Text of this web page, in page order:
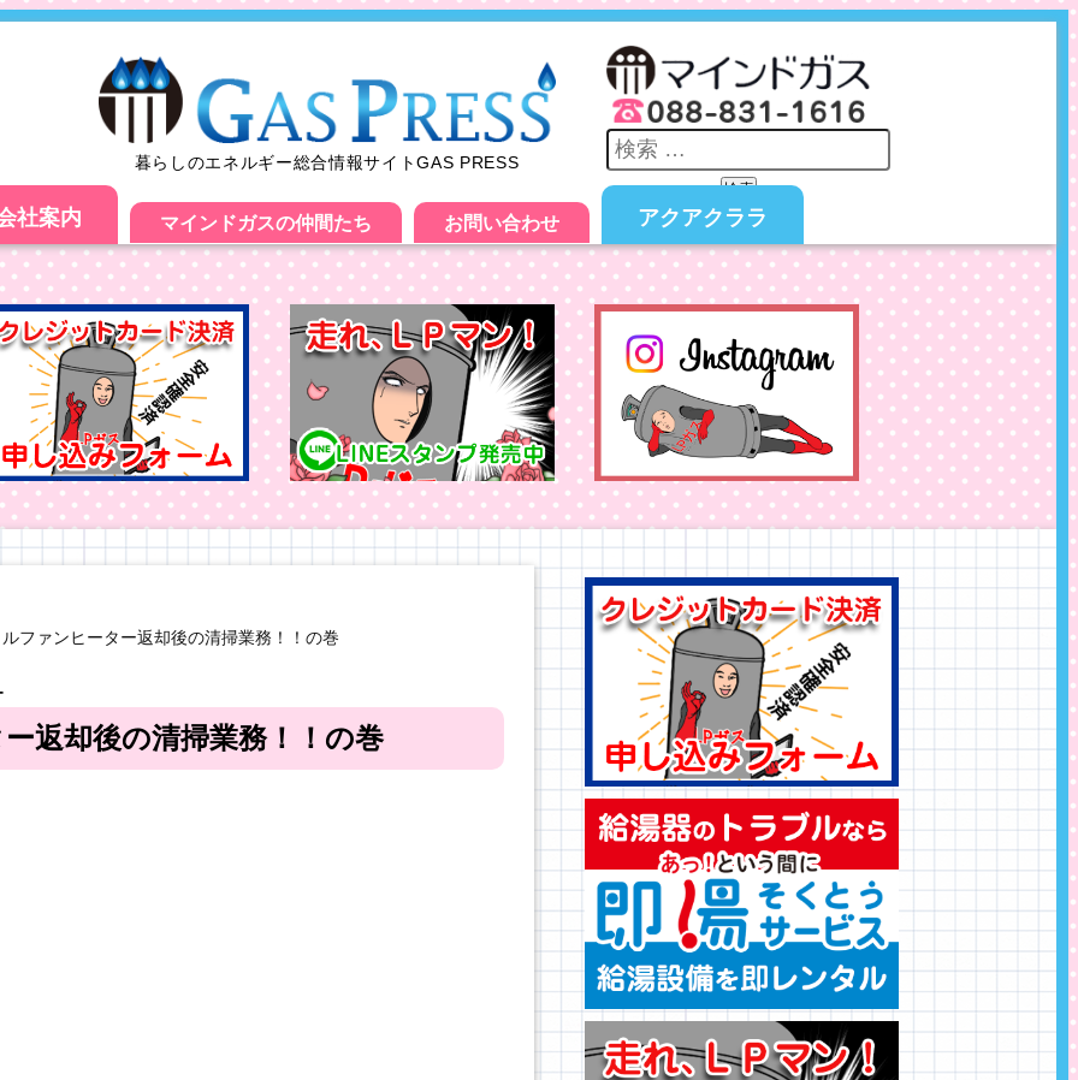
暮らしのエネルギー総合情報サイトGAS PRESS
検索
社案内 マインドガスの仲間たち お問い合わせ アクアクララ
ファンヒーター返却後の清掃業務！！の巻
返却後の清掃業務！！の巻